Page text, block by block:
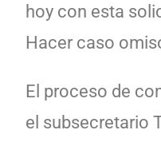
hoy con esta
Hacer caso
El proceso de
el subsecretario